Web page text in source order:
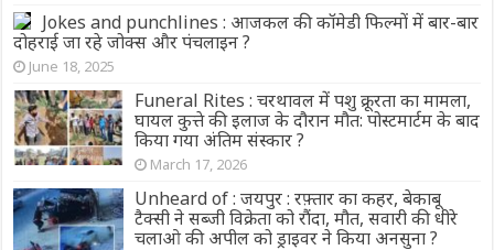
Jokes and punchlines : आजकल की कॉमेडी फिल्मों में बार-बार
दोहराई जा रहे जोक्स और पंचलाइन ?
June 18, 2025
Funeral Rites : चरथावल में पशु क्रूरता का मामला,
घायल कुत्ते की इलाज के दौरान मौत: पोस्टमार्टम के बाद
किया गया अंतिम संस्कार ?
March 17, 2026
Unheard of : जयपुर : रफ़्तार का कहर, बेकाबू
टैक्सी ने सब्जी विक्रेता को रौंदा, मौत, सवारी की धीरे
चलाओ की अपील को ड्राइवर ने किया अनसुना ?